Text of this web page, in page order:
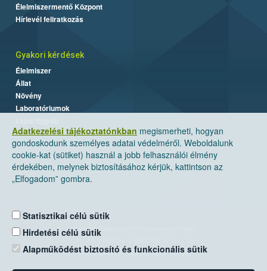
Adatkezelési tájékoztatónkban megismerheti, hogyan
gondoskodunk személyes adatai védelméről. Weboldalunk
cookie-kat (sütiket) használ a jobb felhasználói élmény
érdekében, melynek biztosításához kérjük, kattintson az
„Elfogadom” gombra.
Statisztikai célú sütik
Hirdetési célú sütik
Alapműködést biztosító és funkcionális sütik
Élelmiszermentő Központ
Hírlevél feliratkozás
Gyakori kérdések
Élelmiszer
Állat
Növény
Laboratóriumok
Nemzeti Élelmiszerlánc-biztonsági Hivatal
Levelezési cím: 1525 Budapest. Pf. 30.